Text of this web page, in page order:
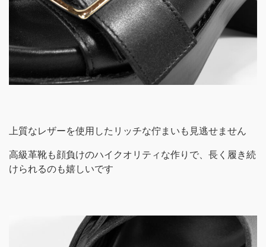
上質なレザーを使用したリッチな佇まいも見逃せません
高級革靴も顔負けのハイクオリティな作りで、長く履き続
けられるのも嬉しいです